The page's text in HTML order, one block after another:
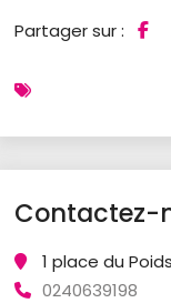
Partager sur :
Contactez-
1 place du
0240639198